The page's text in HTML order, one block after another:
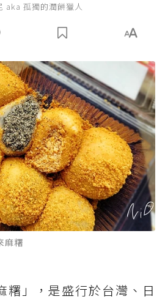
aka 孤獨的潤餅獵人
麻糬
糬」，是盛行於台灣、日